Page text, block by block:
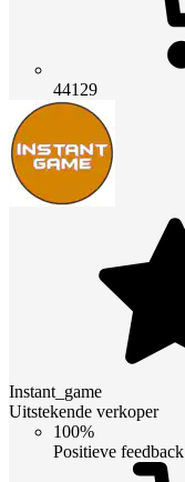
44129
Instant_game
Uitstekende verkoper
100%
Positieve feedback